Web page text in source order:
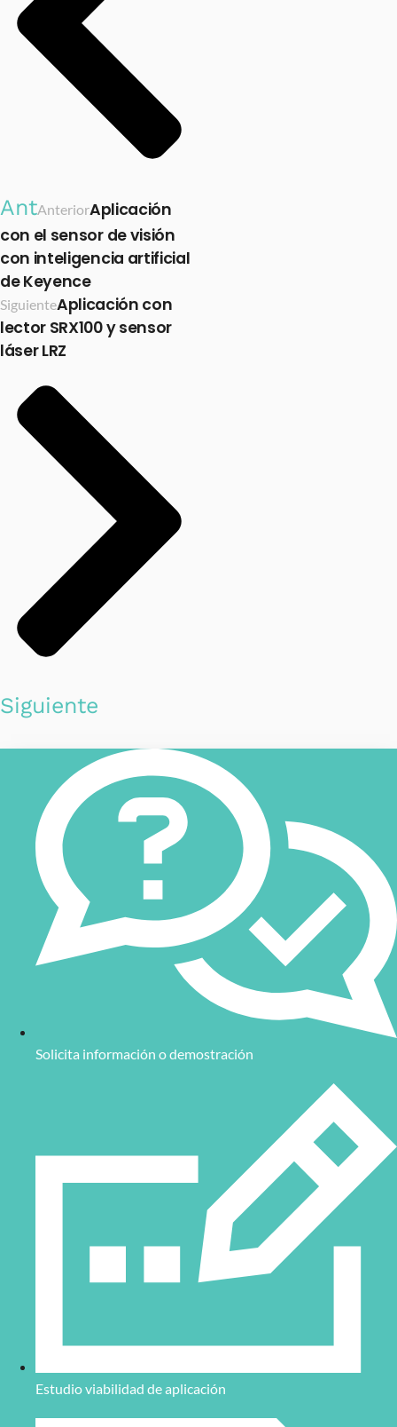
AntAnteriorAplicación
con el sensor de visión
con inteligencia artificial
de Keyence
SiguienteAplicación con
lector SRX100 y sensor
láser LRZ
Siguiente
Solicita información o demostración
Estudio viabilidad de aplicación